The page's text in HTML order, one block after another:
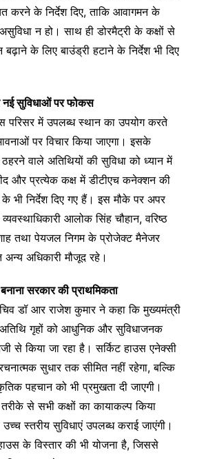
करने के निर्देश दिए, ताकि आवागमन के
न हो। साथ ही डोरमैट्री के कक्षों से
के लिए बाउंड्री हटाने के निर्देश भी दिए
नई सुविधाओं पर फोकस
परिसर में उपलब्ध स्थान का उपयोग करते
पर विचार किया जाएगा। इसके
वाले अतिथियों की सुविधा को ध्यान में
और प्रत्येक कक्ष में डीटीएच कनेक्शन की
भी निर्देश दिए गए हैं। इस मौके पर अपर
आलोक सिंह चौहान, वरिष्ठ
शाह तथा पेयजल निगम के प्रोजेक्ट मैनेजर
अन्य अधिकारी मौजूद रहे।
सरकार की प्राथमिकता
डॉ आर राजेश कुमार ने कहा कि मुख्यमंत्री
अतिथि गृहों को आधुनिक और सुविधाजनक
से किया जा रहा है। सर्किट हाउस एनेक्सी
सुधार तक सीमित नहीं रहेगा, बल्कि
पहचान को भी प्रमुखता दी जाएगी।
से सभी कक्षों का कायाकल्प किया
स्तरीय सुविधाएं उपलब्ध कराई जाएंगी।
के विस्तार की भी योजना है, जिससे